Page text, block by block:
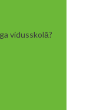
vidusskolā?